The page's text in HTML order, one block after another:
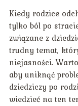
Kiedy rodzice
tylko ból po
związane z
trudny temat,
niejasności.
aby uniknąć
dziedziczy po
wiedzieć na ten